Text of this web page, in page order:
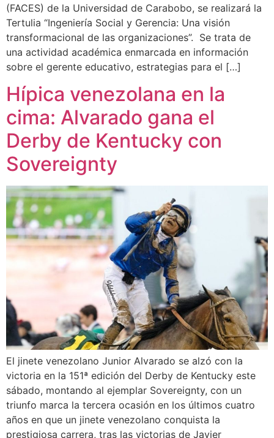
(FACES) de la Universidad de Carabobo, se realizará la
Tertulia “Ingeniería Social y Gerencia: Una visión
transformacional de las organizaciones”. Se trata de
una actividad académica enmarcada en información
sobre el gerente educativo, estrategias para el […]
Hípica venezolana en la
cima: Alvarado gana el
Derby de Kentucky con
Sovereignty
El jinete venezolano Junior Alvarado se alzó con la
victoria en la 151ª edición del Derby de Kentucky este
sábado, montando al ejemplar Sovereignty, con un
triunfo marca la tercera ocasión en los últimos cuatro
años en que un jinete venezolano conquista la
prestigiosa carrera, tras las victorias de Javier